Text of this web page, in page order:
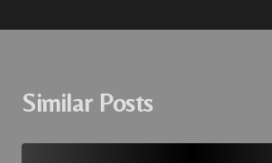
Similar Posts